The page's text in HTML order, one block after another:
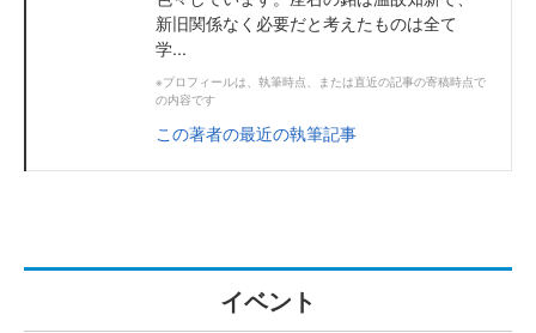
新旧関係なく必要だと考えたものは全て
学...
※プロフィールは、執筆時点、または直近の記事の寄稿時点で
の内容です
この著者の最近の執筆記事
イベント